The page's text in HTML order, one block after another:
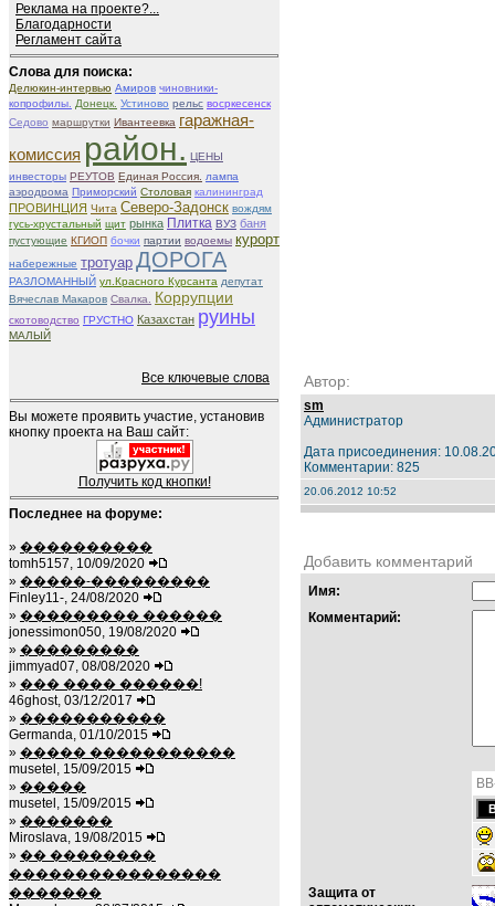
Реклама на проекте?...
Благодарности
Регламент сайта
Слова для поиска:
Делюкин-интервью Амиров чиновники-
копрофилы.
Донецк. Устиново рельс восркесенск
Седово маршрутки Ивантеевка гаражная-
комиссия район. ЦЕНЫ
инвесторы РЕУТОВ Единая Россия.
лампа
аэродрома Приморский Столовая калининград
ПРОВИНЦИЯ Чита Северо-Задонск вождям
гусь-хрустальный щит рынка Плитка ВУЗ баня
пустующие КГИОП бочки партии водоемы курорт
набережные тротуар ДОРОГА
РАЗЛОМАННЫЙ ул.Красного Курсанта депутат
Вячеслав Макаров Свалка. Коррупции
скотоводство ГРУСТНО Казахстан руины
МАЛЫЙ
Все ключевые слова
Вы можете проявить участие, установив
кнопку проекта на Ваш сайт:
Получить код кнопки!
Последнее на форуме:
» ����������
tomh5157, 10/09/2020
» �����-���������
Finley11-, 24/08/2020
» ��������� ������
jonessimon050, 19/08/2020
» ���������
jimmyad07, 08/08/2020
» ��� ���� ������!
46ghost, 03/12/2017
» �����������
Germanda, 01/10/2015
» ����� �����������
musetel, 15/09/2015
» �����
musetel, 15/09/2015
» �������
Miroslava, 19/08/2015
» �� ��������
����������������
�������
Автор:
sm
Администратор
Дата присоединения:
Комментарии: 825
20.06.2012 10:52
Добавить комментарий
Имя:
Комментарий:
Защита от